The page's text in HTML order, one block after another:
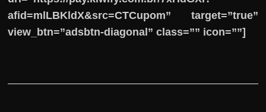
afid=mlLBKldX&src=CTCupom” target=”true”
view_btn=”adsbtn-diagonal” class=”” icon=””]